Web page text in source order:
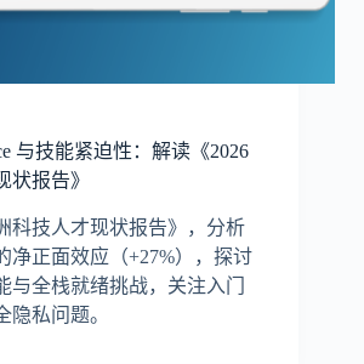
与技能紧迫性：解读《2026
状报告》
科技人才现状报告》，分析
净正面效应（+27%），探讨
与全栈就绪挑战，关注入门
隐私问题。